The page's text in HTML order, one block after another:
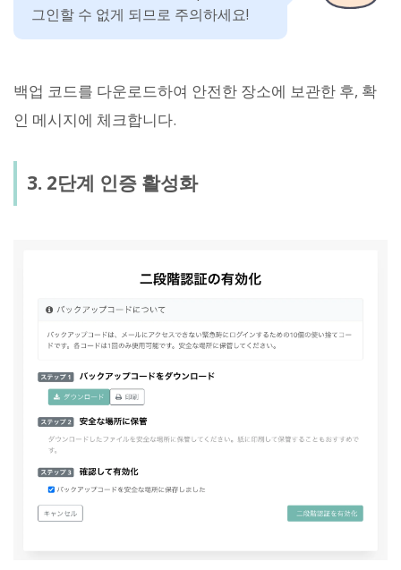
그인할 수 없게 되므로 주의하세요!
백업 코드를 다운로드하여 안전한 장소에 보관한 후, 확
인 메시지에 체크합니다.
3. 2단계 인증 활성화